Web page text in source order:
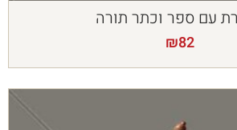
עם ספר וכתר תורה
₪82